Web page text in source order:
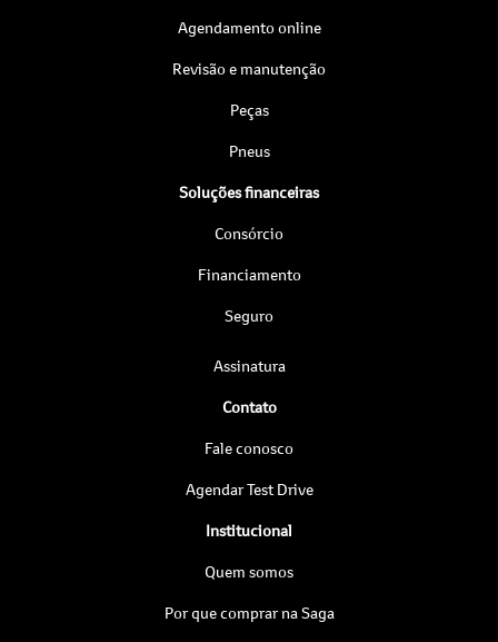
Agendamento online
Revisão e manutenção
Peças
Pneus
Soluções financeiras
Consórcio
Financiamento
Seguro
Assinatura
Contato
Fale conosco
Agendar Test Drive
Institucional
Quem somos
Por que comprar na Saga